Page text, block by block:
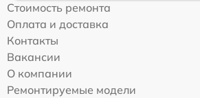
Стоимость ремонта
Оплата и доставка
Контакты
Вакансии
О компании
Ремонтируемые модели